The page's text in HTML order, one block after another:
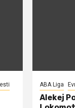
ABA Liga
Alekej